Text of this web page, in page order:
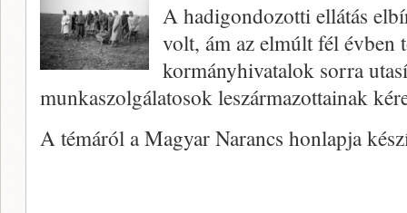
A hadigondozotti ellátás
volt, ám az elmúlt fél évben
kormányhivatalok sorra
munkaszolgálatosok leszármazottainak
A témáról a Magyar Narancs honlapja